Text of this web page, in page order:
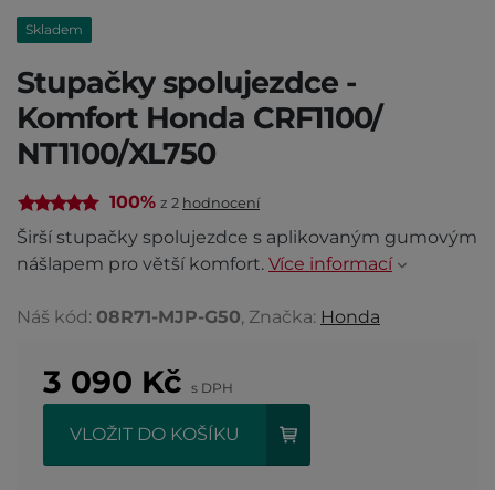
Skladem
Stupačky spolujezdce -
Komfort Honda CRF1100/
NT1100/XL750
100% z 2 hodnocení
Širší stupačky spolujezdce s aplikovaným gumovým
nášlapem pro větší komfort. Více informací
Náš kód: 08R71-MJP-G50, Značka: Honda
3 090 Kč s DPH
VLOŽIT DO KOŠÍKU